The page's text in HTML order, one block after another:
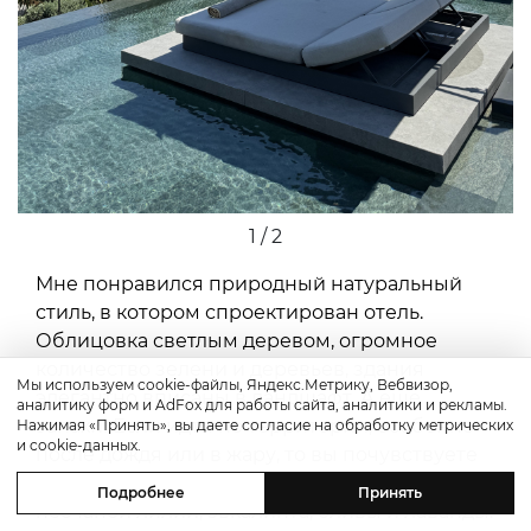
1 / 2
Мне понравился природный натуральный
стиль, в котором спроектирован отель.
Облицовка светлым деревом, огромное
элегантно вписаны в ландшафт. А еще
запахи! Если идти по территории, особенно
после дождя или в жару, то вы почувствуете
аромат цветов белого олеандра, гибискуса,
песчаной лилии, эвкалипта, оливы и лаванды.
Мы используем cookie-файлы, Яндекс.Метрику, Вебвизор,
аналитику форм и AdFox для работы сайта, аналитики и рекламы.
Нажимая «Принять», вы даете согласие на обработку метрических
и cookie-данных.
Подробнее Принять